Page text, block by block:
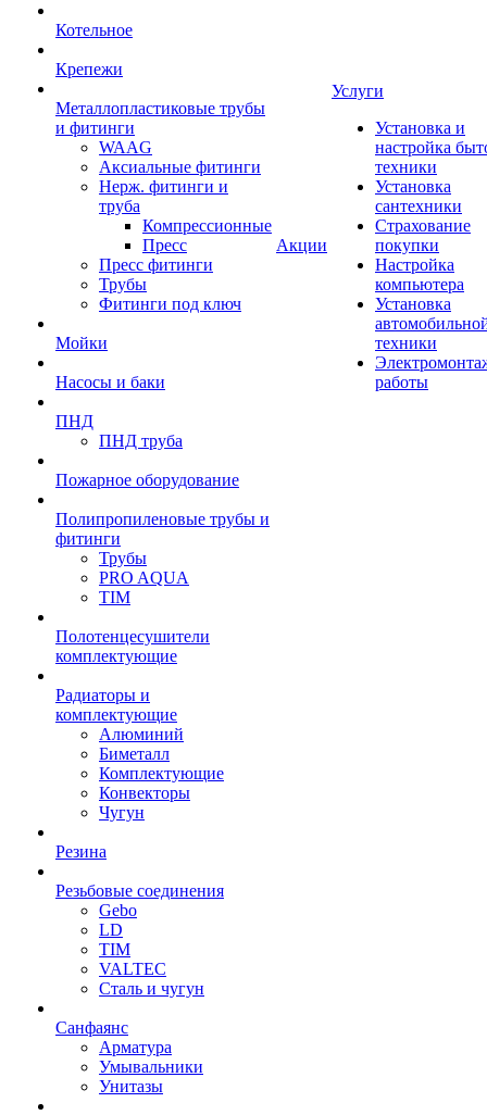
Котельное
Крепежи
Металлопластиковые трубы
и фитинги
WAAG
Аксиальные фитинги
Нерж. фитинги и
труба
Компрессионные
Пресс
Пресс фитинги
Трубы
Фитинги под ключ
Мойки
Насосы и баки
ПНД
ПНД труба
Пожарное оборудование
Полипропиленовые трубы и
фитинги
Трубы
PRO AQUA
TIM
Полотенцесушители
комплектующие
Радиаторы и
комплектующие
Алюминий
Биметалл
Комплектующие
Конвекторы
Чугун
Резина
Резьбовые соединения
Gebo
LD
TIM
VALTEC
Сталь и чугун
Санфаянс
Арматура
Умывальники
Унитазы
Акции
Услуги
Установка и
настройка
техники
Установка
сантехники
Страхование
покупки
Настройка
компьютера
Установка
техники
работы